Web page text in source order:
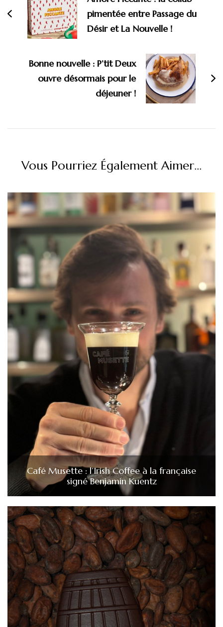
pimentée entre Passage du
Désir et La Nouvelle !
Bonne nouvelle : P’tit Deux
ouvre désormais pour le
déjeuner !
Vous Pourriez Également Aimer...
Café Musette : l’Irish Coffee à la française
signé Benjamin Kuentz